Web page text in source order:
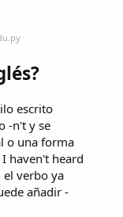
escrito
-n't y se
o una forma
haven't heard
el verbo ya
añadir -